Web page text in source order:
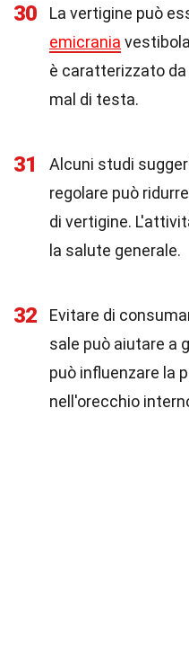
30
La vertigine può
emicrania
è caratterizzato
mal di testa.
31
Alcuni studi
regolare può
di vertigine.
la salute generale.
32
Evitare di
sale può aiutare a
può influenzare la
nell'orecchio